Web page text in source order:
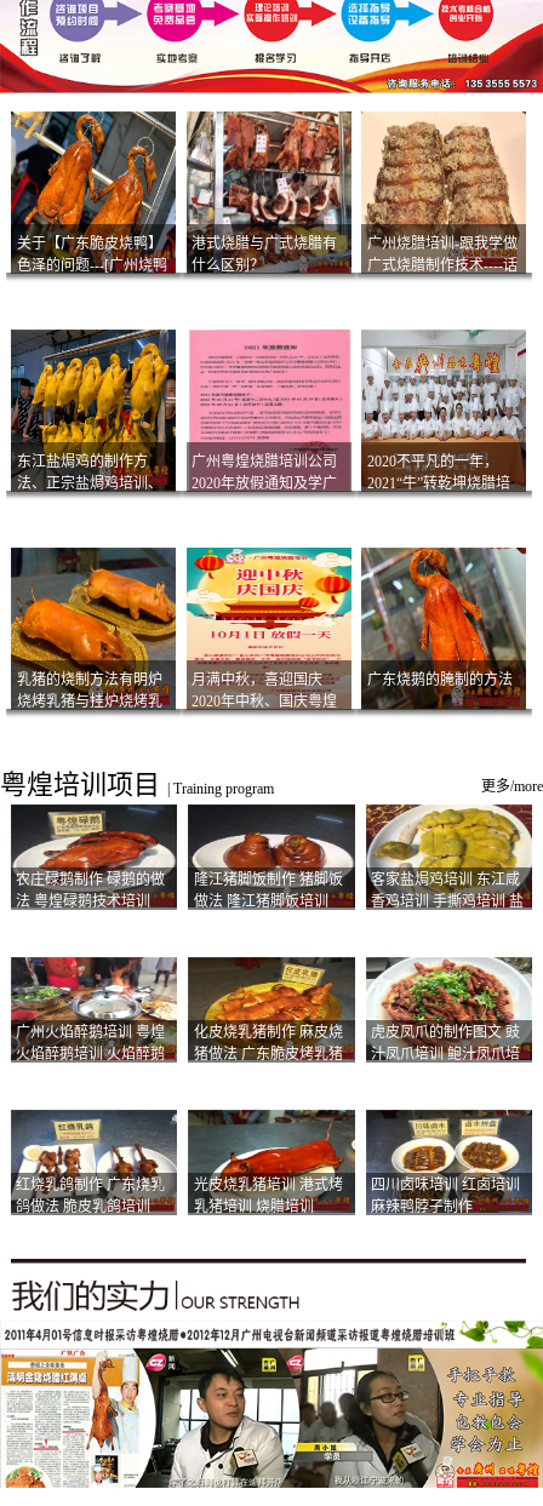
关于【广东脆皮烧鸭】
色泽的问题---[广州烧鸭
港式烧腊与广式烧腊有
什么区别？
广州烧腊培训-跟我学做
广式烧腊制作技术----话
东江盐焗鸡的制作方
法、正宗盐焗鸡培训、
广州粤煌烧腊培训公司
2020年放假通知及学广
2020不平凡的一年，
2021“牛”转乾坤烧腊培
乳猪的烧制方法有明炉
烧烤乳猪与挂炉烧烤乳
月满中秋，喜迎国庆
2020年中秋、国庆粤煌
广东烧鹅的腌制的方法
粤煌培训项目 Training program 更多/more
农庄碌鹅制作 碌鹅的做
法 粤煌碌鹅技术培训
隆江猪脚饭制作 猪脚饭
做法 隆江猪脚饭培训
客家盐焗鸡培训 东江咸
香鸡培训 手撕鸡培训 盐
广州火焰醉鹅培训 粤煌
火焰醉鹅培训 火焰醉鹅
化皮烧乳猪制作 麻皮烧
猪做法 广东脆皮烤乳猪
虎皮凤爪的制作图文 豉
汁凤爪培训 鲍汁凤爪培
红烧乳鸽制作 广东烧乳
鸽做法 脆皮乳鸽培训
光皮烧乳猪培训 港式烤
乳猪培训 烧腊培训
四川卤味培训 红卤培训
麻辣鸭脖子制作